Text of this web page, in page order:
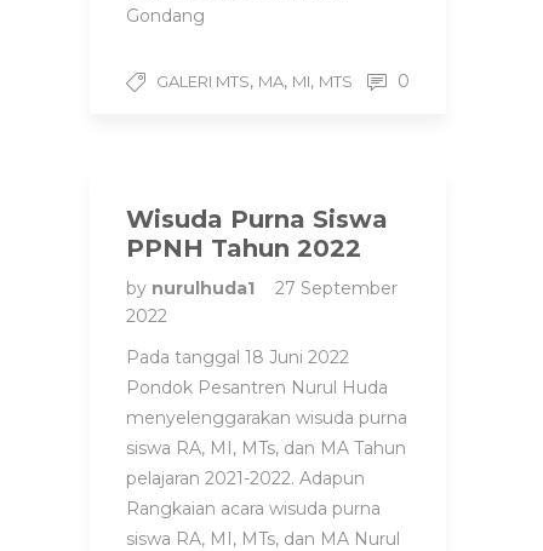
Gondang
GALERI MTS, MA, MI, MTS 0
Wisuda Purna Siswa
PPNH Tahun 2022
by nurulhuda1
27 September
2022
Pada tanggal 18 Juni 2022
Pondok Pesantren Nurul Huda
menyelenggarakan wisuda purna
siswa RA, MI, MTs, dan MA Tahun
pelajaran 2021-2022. Adapun
Rangkaian acara wisuda purna
siswa RA, MI, MTs, dan MA Nurul